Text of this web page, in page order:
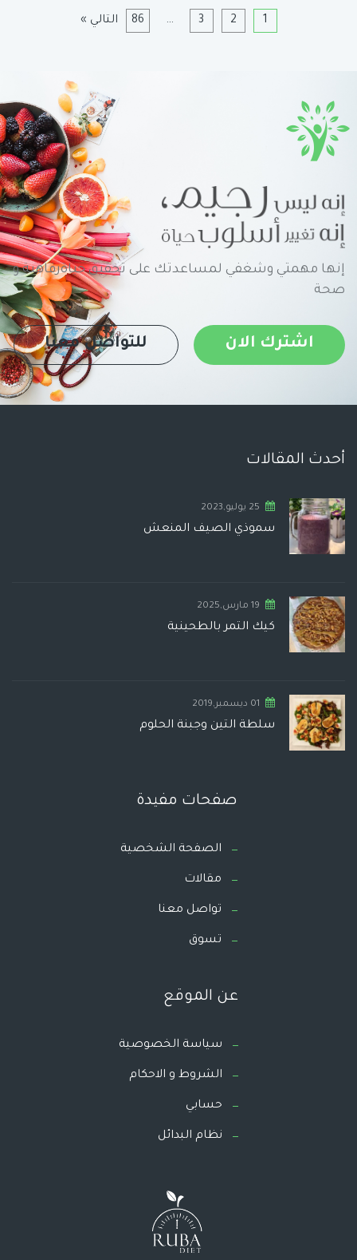
1
2
3
…
86 التالي »
إنها مهمتي وشغفي لمساعدتك على تحقيق حياةرفاهية و
صحة
اشترك الان للتواصل معنا
أحدث المقالات
25 يوليو,2023
سموذي الصيف المنعش
19 مارس,2025
كيك التمر بالطحينية
01 ديسمبر,2019
سلطة التين وجبنة الحلوم
صفحات مفيدة
الصفحة الشخصية
مقالات
تواصل معنا
تسوق
عن الموقع
سياسة الخصوصية
الشروط و الاحكام
حسابي
نظام البدائل